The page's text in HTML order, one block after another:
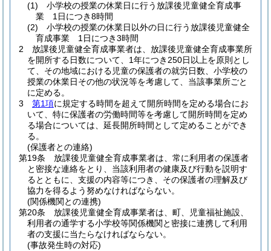
(1)
小学校の授業の休業日に行う放課後児童健全育成事
業 1日につき8時間
(2)
小学校の授業の休業日以外の日に行う放課後児童健全
育成事業 1日につき3時間
2
放課後児童健全育成事業者は、放課後児童健全育成事業所
を開所する日数について、1年につき250日以上を原則とし
て、その地域における児童の保護者の就労日数、小学校の
授業の休業日その他の状況等を考慮して、当該事業所ごと
に定める。
3
第1項に規定する時間を超えて開所時間を定める場合にお
いて、特に保護者の労働時間等を考慮して開所時間を定め
る場合については、延長開所時間として定めることができ
る。
(保護者との連絡)
第19条
放課後児童健全育成事業者は、常に利用者の保護者
と密接な連絡をとり、当該利用者の健康及び行動を説明す
るとともに、支援の内容等につき、その保護者の理解及び
協力を得るよう努めなければならない。
(関係機関との連携)
第20条
放課後児童健全育成事業者は、町、児童福祉施設、
利用者の通学する小学校等関係機関と密接に連携して利用
者の支援に当たらなければならない。
(事故発生時の対応)